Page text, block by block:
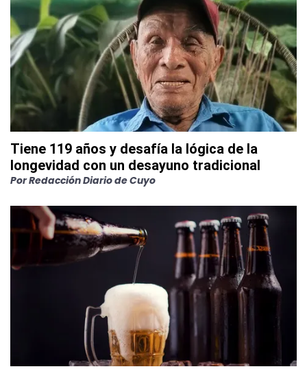
Tiene 119 años y desafía la lógica de la
longevidad con un desayuno tradicional
PorRedacción Diario de Cuyo